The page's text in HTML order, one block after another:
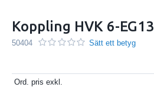
Koppling HVK 6-EG13
50404 Sätt ett betyg
Ord. pris exkl.